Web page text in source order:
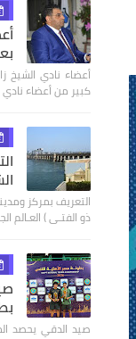
أعضاء نادي الشيخ
كبير من أعضاء نادي
التعريف بمركز
ذو الفتـى ) العـالم
صيد الدقي يحصد